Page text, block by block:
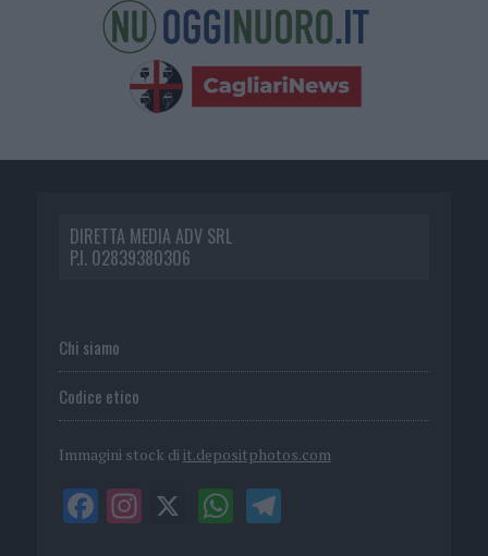
DIRETTA MEDIA ADV SRL
P.I. 02839380306
Chi siamo
Codice etico
Immagini stock di it.depositphotos.com